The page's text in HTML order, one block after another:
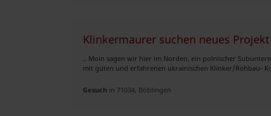
Klinkermaurer suchen neues
.. Moin sagen wir hier im Norden, ein polnischer
mit guten und erfahrenen ukrainischen Klinker/Rohbau-
Gesuch in 71034, Böblingen